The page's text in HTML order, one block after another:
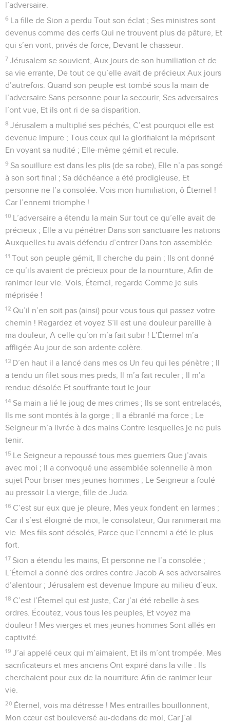
l’adversaire.
6 La fille de Sion a perdu Tout son éclat ; Ses ministres sont
devenus comme des cerfs Qui ne trouvent plus de pâture, Et
qui s’en vont, privés de force, Devant le chasseur.
7 Jérusalem se souvient, Aux jours de son humiliation et de
sa vie errante, De tout ce qu’elle avait de précieux Aux jours
d’autrefois. Quand son peuple est tombé sous la main de
l’adversaire Sans personne pour la secourir, Ses adversaires
l’ont vue, Et ils ont ri de sa disparition.
8 Jérusalem a multiplié ses péchés, C’est pourquoi elle est
devenue impure ; Tous ceux qui la glorifiaient la méprisent
En voyant sa nudité ; Elle-même gémit et recule.
9 Sa souillure est dans les plis (de sa robe), Elle n’a pas songé
à son sort final ; Sa déchéance a été prodigieuse, Et
personne ne l’a consolée. Vois mon humiliation, ô Éternel !
Car l’ennemi triomphe !
10 L’adversaire a étendu la main Sur tout ce qu’elle avait de
précieux ; Elle a vu pénétrer Dans son sanctuaire les nations
Auxquelles tu avais défendu d’entrer Dans ton assemblée.
11 Tout son peuple gémit, Il cherche du pain ; Ils ont donné
ce qu’ils avaient de précieux pour de la nourriture, Afin de
ranimer leur vie. Vois, Éternel, regarde Comme je suis
méprisée !
12 Qu’il n’en soit pas (ainsi) pour vous tous qui passez votre
chemin ! Regardez et voyez S’il est une douleur pareille à
ma douleur, A celle qu’on m’a fait subir ! L’Éternel m’a
affligée Au jour de son ardente colère.
13 D’en haut il a lancé dans mes os Un feu qui les pénètre ; Il
a tendu un filet sous mes pieds, Il m’a fait reculer ; Il m’a
rendue désolée Et souffrante tout le jour.
14 Sa main a lié le joug de mes crimes ; Ils se sont entrelacés,
Ils me sont montés à la gorge ; Il a ébranlé ma force ; Le
Seigneur m’a livrée à des mains Contre lesquelles je ne puis
tenir.
15 Le Seigneur a repoussé tous mes guerriers Que j’avais
avec moi ; Il a convoqué une assemblée solennelle à mon
sujet Pour briser mes jeunes hommes ; Le Seigneur a foulé
au pressoir La vierge, fille de Juda.
16 C’est sur eux que je pleure, Mes yeux fondent en larmes ;
Car il s’est éloigné de moi, le consolateur, Qui ranimerait ma
vie. Mes fils sont désolés, Parce que l’ennemi a été le plus
fort.
17 Sion a étendu les mains, Et personne ne l’a consolée ;
L’Éternel a donné des ordres contre Jacob A ses adversaires
d’alentour ; Jérusalem est devenue Impure au milieu d’eux.
18 C’est l’Éternel qui est juste, Car j’ai été rebelle à ses
ordres. Écoutez, vous tous les peuples, Et voyez ma
douleur ! Mes vierges et mes jeunes hommes Sont allés en
captivité.
19 J’ai appelé ceux qui m’aimaient, Et ils m’ont trompée. Mes
sacrificateurs et mes anciens Ont expiré dans la ville : Ils
cherchaient pour eux de la nourriture Afin de ranimer leur
vie.
20 Éternel, vois ma détresse ! Mes entrailles bouillonnent,
Mon cœur est bouleversé au-dedans de moi, Car j’ai